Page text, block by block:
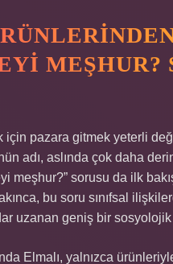
MEŞHUR?
pazara gitmek yeterli
adı, aslında çok daha
meşhur?” sorusu da ilk
bu soru sınıfsal
uzanan geniş bir sosyolojik
Elmalı, yalnızca